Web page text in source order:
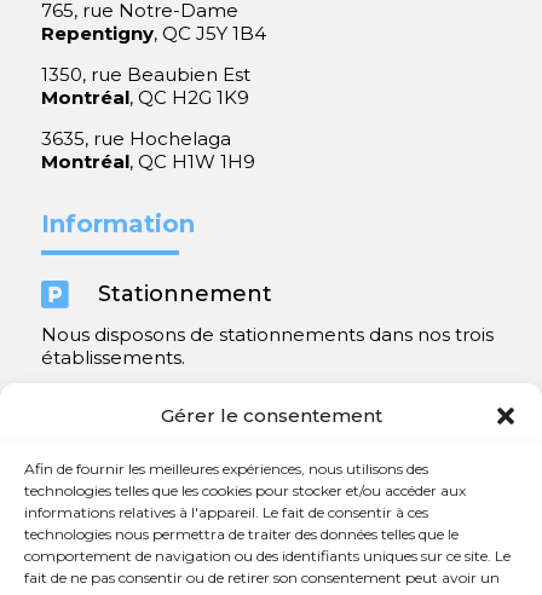
Gérer le consentement
Afin de fournir les meilleures expériences, nous utilisons des
technologies telles que les cookies pour stocker et/ou accéder aux
informations relatives à l'appareil. Le fait de consentir à ces
technologies nous permettra de traiter des données telles que le
comportement de navigation ou des identifiants uniques sur ce site. Le
fait de ne pas consentir ou de retirer son consentement peut avoir un
765, rue Notre-Dame
Repentigny, QC J5Y 1B4
1350, rue Beaubien Est
Montréal, QC H2G 1K9
3635, rue Hochelaga
Montréal, QC H1W 1H9
Information
 Stationnement
Nous disposons de stationnements dans nos trois
établissements.
Contact
 450 654-3342
 info@charlesrajotte.com